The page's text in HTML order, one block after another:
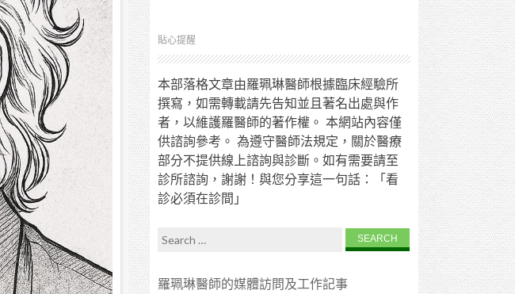
貼心提醒
本部落格文章由羅珮琳醫師根據臨床經驗所
撰寫，如需轉載請先告知並且著名出處與作
者，以維護羅醫師的著作權。 本網站內容僅
供諮詢參考。 為遵守醫師法規定，關於醫療
部分不提供線上諮詢與診斷。如有需要請至
診所諮詢，謝謝！與您分享這一句話：「看
診必須在診間」
Search for:
羅珮琳醫師的媒體訪問及工作記事